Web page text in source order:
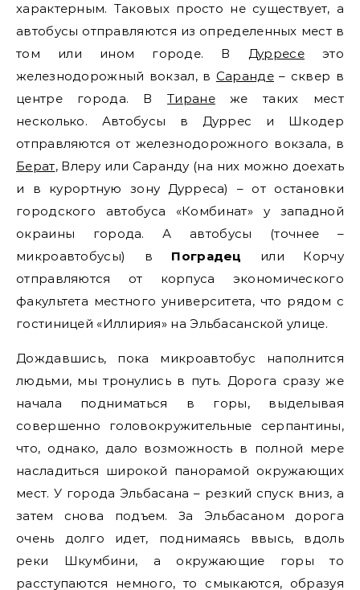
характерным. Таковых просто не существует, а
автобусы отправляются из определенных мест в
том или ином городе. В Дурресе это
железнодорожный вокзал, в Саранде– сквер в
центре города. ВТиранеже таких мест
несколько. Автобусы в Дуррес и Шкодер
отправляются от железнодорожного вокзала, в
Берат, Влеру или Саранду (на них можно доехать
и в курортную зону Дурреса) – от остановки
городского автобуса «Комбинат» у западной
окраины города. А автобусы (точнее –
микроавтобусы) в Поградец или Корчу
отправляются от корпуса экономического
факультета местного университета, что рядом с
гостиницей «Иллирия» на Эльбасанской улице.
Дождавшись, пока микроавтобус наполнится
людьми, мы тронулись в путь. Дорога сразу же
начала подниматься в горы, выделывая
совершенно головокружительные серпантины,
что, однако, дало возможность в полной мере
насладиться широкой панорамой окружающих
мест. У города Эльбасана – резкий спуск вниз, а
затем снова подъем. За Эльбасаном дорога
очень долго идет, поднимаясь ввысь, вдоль
реки Шкумбини, а окружающие горы то
расступаются немного, то смыкаются, образуя